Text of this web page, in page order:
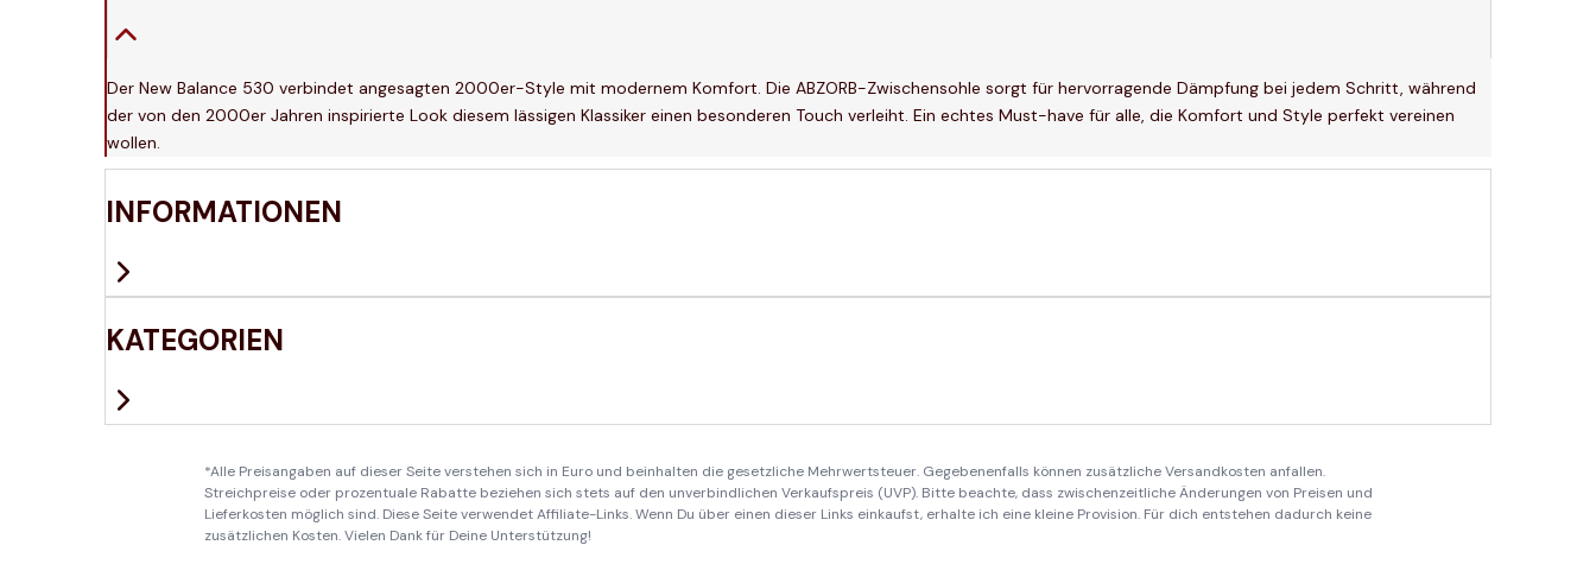
Der New Balance 530 verbindet angesagten 2000er-Style mit modernem Komfort. Die ABZORB-Zwischensohle sorgt für hervorragende Dämpfung bei jedem Schritt, während
der von den 2000er Jahren inspirierte Look diesem lässigen Klassiker einen besonderen Touch verleiht. Ein echtes Must-have für alle, die Komfort und Style perfekt vereinen
wollen.
INFORMATIONEN
KATEGORIEN
*Alle Preisangaben auf dieser Seite verstehen sich in Euro und beinhalten die gesetzliche Mehrwertsteuer. Gegebenenfalls können zusätzliche Versandkosten anfallen.
Streichpreise oder prozentuale Rabatte beziehen sich stets auf den unverbindlichen Verkaufspreis (UVP). Bitte beachte, dass zwischenzeitliche Änderungen von Preisen und
Lieferkosten möglich sind. Diese Seite verwendet Affiliate-Links. Wenn Du über einen dieser Links einkaufst, erhalte ich eine kleine Provision. Für dich entstehen dadurch keine
zusätzlichen Kosten. Vielen Dank für Deine Unterstützung!